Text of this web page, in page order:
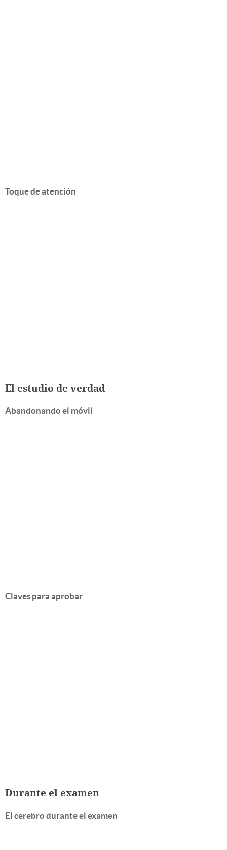
Toque de atención
El estudio de verdad
Abandonando el móvil
Claves para aprobar
Durante el examen
El cerebro durante el examen